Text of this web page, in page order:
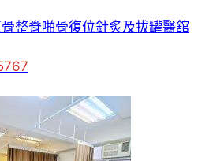
整脊啪骨復位針炙及拔罐醫舘